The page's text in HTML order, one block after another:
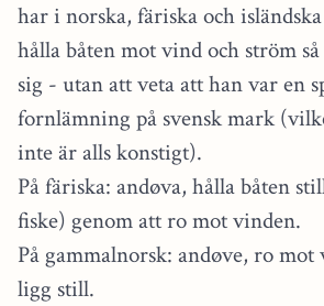
har i norska, färiska och
hålla båten mot vind och ström
sig - utan att veta att han var en
fornlämning på svensk mark
inte är alls konstigt).
På färiska: andøva, hålla båten
fiske) genom att ro mot vinden.
På gammalnorsk: andøve, ro mot
ligg still.